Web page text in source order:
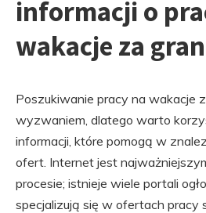
informacji o
wakacje za
Poszukiwanie pracy na wakacje
wyzwaniem, dlatego warto
informacji, które pomogą w
ofert. Internet jest
procesie; istnieje wiele portali
specjalizują się w ofertach pracy